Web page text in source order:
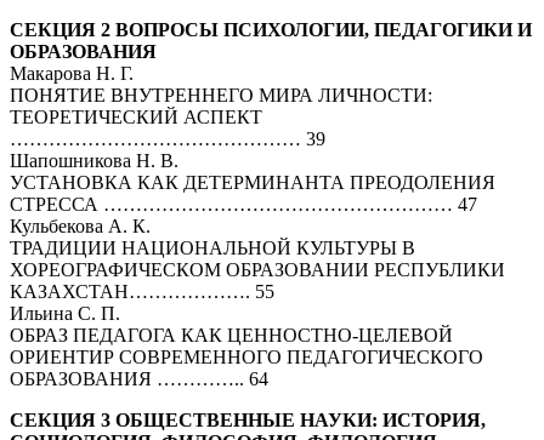
СЕКЦИЯ 2 ВОПРОСЫ ПСИХОЛОГИИ, ПЕДАГОГИКИ И
ОБРАЗОВАНИЯ
Макарова Н. Г.
ПОНЯТИЕ ВНУТРЕННЕГО МИРА ЛИЧНОСТИ:
ТЕОРЕТИЧЕСКИЙ АСПЕКТ
……………………………………… 39
Шапошникова Н. В.
УСТАНОВКА КАК ДЕТЕРМИНАНТА ПРЕОДОЛЕНИЯ
СТРЕССА ……………………………………………… 47
Кульбекова А. К.
ТРАДИЦИИ НАЦИОНАЛЬНОЙ КУЛЬТУРЫ В
ХОРЕОГРАФИЧЕСКОМ ОБРАЗОВАНИИ РЕСПУБЛИКИ
КАЗАХСТАН………………. 55
Ильина С. П.
ОБРАЗ ПЕДАГОГА КАК ЦЕННОСТНО-ЦЕЛЕВОЙ
ОРИЕНТИР СОВРЕМЕННОГО ПЕДАГОГИЧЕСКОГО
ОБРАЗОВАНИЯ ………….. 64
СЕКЦИЯ 3 ОБЩЕСТВЕННЫЕ НАУКИ: ИСТОРИЯ,